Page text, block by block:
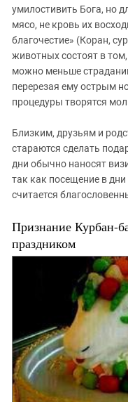
умилостивить Бога, но
мясо, не кровь их
благочестие» (Коран,
животных состоят в
можно меньше
перерезая ему острым
процедуры творятся
Близким, друзьям и
стараются сделать
дни обычно наносят
так как посещение в
считается
Признание Курбан-
праздником